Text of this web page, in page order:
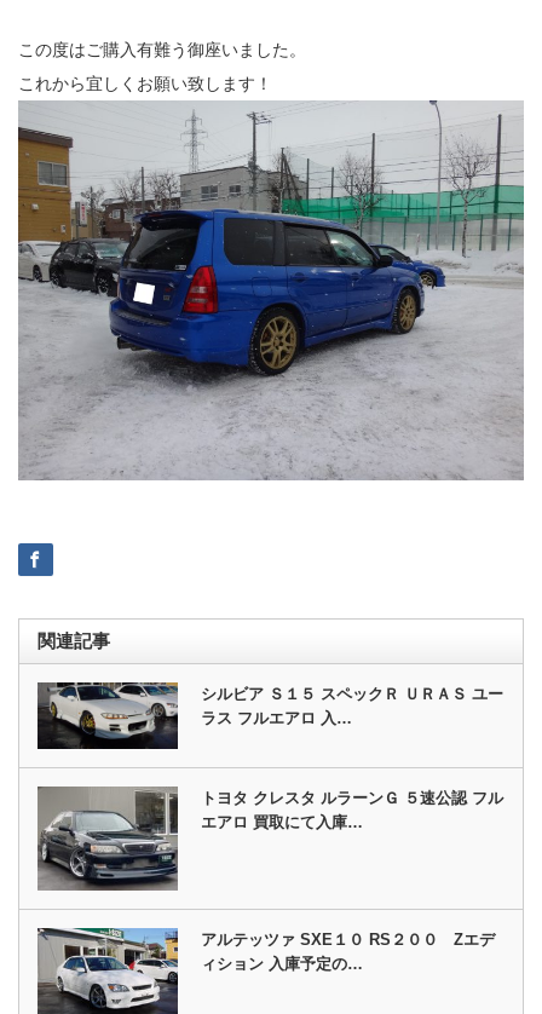
この度はご購入有難う御座いました。
これから宜しくお願い致します！
関連記事
シルビア Ｓ１５ スペックＲ ＵＲＡＳ ユー
ラス フルエアロ 入…
トヨタ クレスタ ルラーンＧ ５速公認 フル
エアロ 買取にて入庫…
アルテッツァ SXE１０ RS２００ Zエデ
ィション 入庫予定の…